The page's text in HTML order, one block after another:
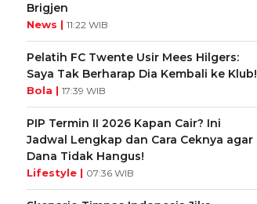
Brigjen
News | 11:22 WIB
Pelatih FC Twente Usir Mees Hilgers:
Saya Tak Berharap Dia Kembali ke Klub!
Bola | 17:39 WIB
PIP Termin II 2026 Kapan Cair? Ini
Jadwal Lengkap dan Cara Ceknya agar
Dana Tidak Hangus!
Lifestyle | 07:36 WIB